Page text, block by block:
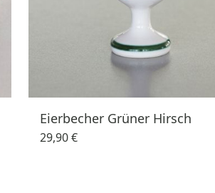
Eierbecher Grüner Hirsch
29,90 €